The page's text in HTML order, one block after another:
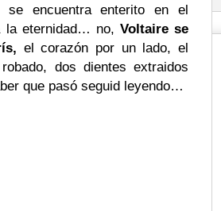
encuentra enterito en el
la eternidad… no, Voltaire se
el corazón por un lado, el
dos dientes extraidos
que pasó seguid leyendo…